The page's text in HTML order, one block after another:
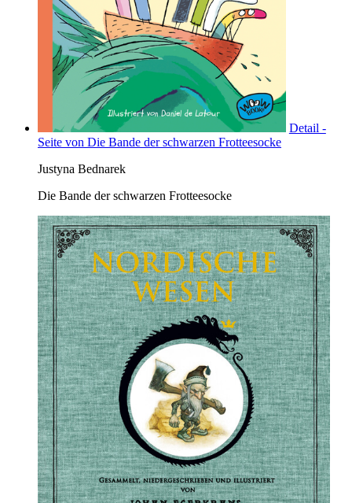
Detail -
Seite von Die Bande der schwarzen Frotteesocke
Justyna Bednarek
Die Bande der schwarzen Frotteesocke